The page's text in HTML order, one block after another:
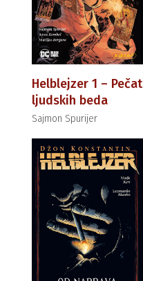
Helblejzer 1 – Pečat
ljudskih beda
Sajmon Spurijer